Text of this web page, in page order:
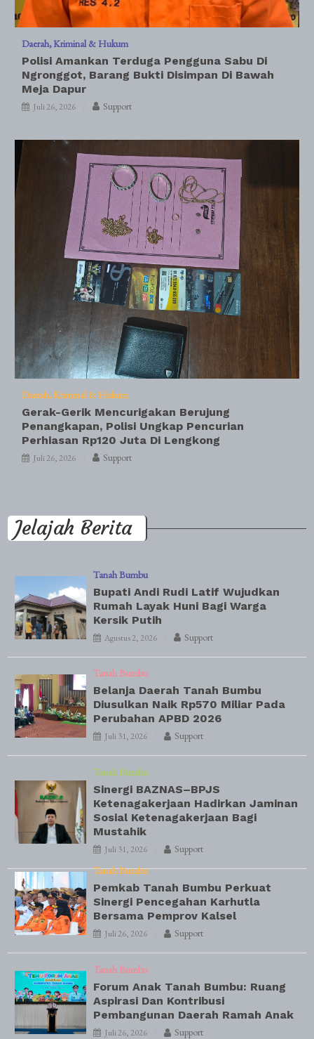
Daerah Kriminal & Hukum
Polisi Amankan Terduga Pengguna Sabu Di
Ngronggot, Barang Bukti Disimpan Di Bawah
Meja Dapur
Juli 26, 2026 Support
Daerah Kriminal & Hukum
Gerak-Gerik Mencurigakan Berujung
Penangkapan, Polisi Ungkap Pencurian
Perhiasan Rp120 Juta Di Lengkong
Juli 26, 2026 Support
Jelajah Berita
Tanah Bumbu
Bupati Andi Rudi Latif Wujudkan
Rumah Layak Huni Bagi Warga
Kersik Putih
Agustus 2, 2026 Support
Tanah Bumbu
Belanja Daerah Tanah Bumbu
Diusulkan Naik Rp570 Miliar Pada
Perubahan APBD 2026
Juli 31, 2026 Support
Tanah Bumbu
Sinergi BAZNAS–BPJS
Ketenagakerjaan Hadirkan Jaminan
Sosial Ketenagakerjaan Bagi
Mustahik
Juli 31, 2026
Support
Tanah Bumbu
Pemkab Tanah Bumbu Perkuat
Sinergi Pencegahan Karhutla
Bersama Pemprov Kalsel
Juli 26, 2026 Support
Tanah Bumbu
Forum Anak Tanah Bumbu: Ruang
Aspirasi Dan Kontribusi
Pembangunan Daerah Ramah Anak
Juli 26, 2026 Support